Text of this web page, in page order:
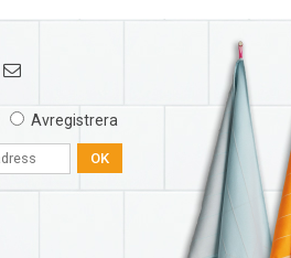
Avregistrera
OK